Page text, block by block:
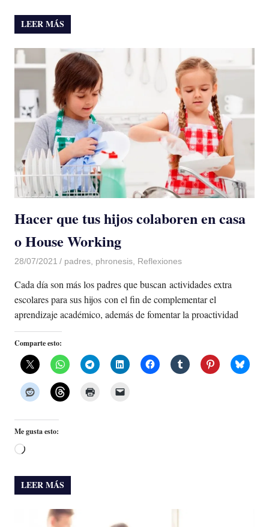
LEER MÁS
Hacer que tus hijos colaboren en casa
o House Working
28/07/2021 De todo un Poco
padres, phronesis, Reflexiones
Cada día son más los padres que buscan actividades extra
escolares para sus hijos con el fin de complementar el
aprendizaje académico, además de fomentar la proactividad
Comparte esto:
Me gusta esto:
Cargando...
LEER MÁS